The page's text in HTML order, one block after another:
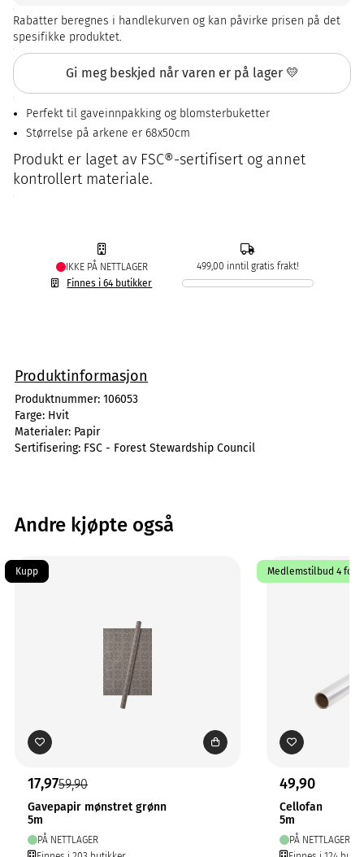
Rabatter beregnes i handlekurven og kan påvirke prisen på det
spesifikke produktet.
Gi meg beskjed når varen er på lager 💛
Perfekt til gaveinnpakking og blomsterbuketter
Størrelse på arkene er 68x50cm
Produkt er laget av FSC®-sertifisert og annet
kontrollert materiale.
IKKE PÅ NETTLAGER
Finnes i 64 butikker
499,00 inntil gratis frakt!
Produktinformasjon
Produktnummer: 106053
Farge: Hvit
Materialer: Papir
Sertifisering: FSC - Forest Stewardship Council
Andre kjøpte også
Kupp
17,9759,90
Gavepapir mønstret grønn
5m
PÅ NETTLAGER
Medlemstilbud 4 for 3
49,90
Cellofan
5m
PÅ NETTLAGER